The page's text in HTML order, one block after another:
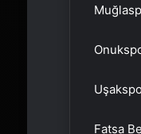
Fatsa